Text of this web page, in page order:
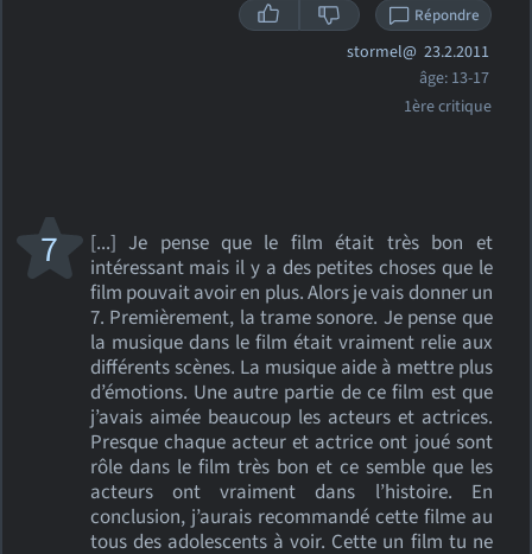
Répondre
stormel@ 23.2.2011
âge: 13-17
1ère critique
[...] Je pense que le film était très bon et
intéressant mais il y a des petites choses que le
film pouvait avoir en plus. Alors je vais donner un
7. Premièrement, la trame sonore. Je pense que
la musique dans le film était vraiment relie aux
différents scènes. La musique aide à mettre plus
d’émotions. Une autre partie de ce film est que
j’avais aimée beaucoup les acteurs et actrices.
Presque chaque acteur et actrice ont joué sont
rôle dans le film très bon et ce semble que les
acteurs ont vraiment dans l’histoire. En
conclusion, j’aurais recommandé cette filme au
tous des adolescents à voir. Cette un film tu ne
7